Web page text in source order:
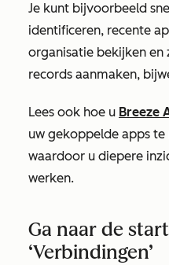
Je kunt bijvoorbeeld
identificeren, recente
organisatie bekijken en
records aanmaken,
Lees ook hoe u Breeze
uw gekoppelde apps
waardoor u diepere
werken.
Ga naar de
‘Verbindingen’